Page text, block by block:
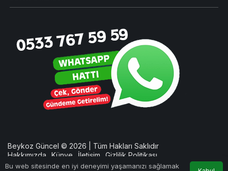
Bu web sitesinde en iyi deneyimi yaşamanızı sağlamak
Beykoz Güncel © 2026 | Tüm Hakları Saklıdır
Hakkımızda
Künye İletişim Gizlilik Politikası